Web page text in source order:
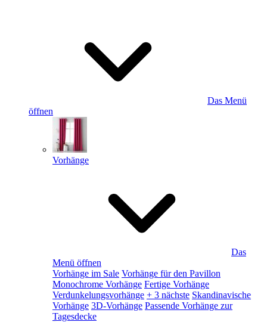
Das Menü
öffnen
Vorhänge
Das
Menü öffnen
Vorhänge im Sale Vorhänge für den Pavillon
Monochrome Vorhänge Fertige Vorhänge
Verdunkelungsvorhänge + 3 nächste Skandinavische
Vorhänge 3D-Vorhänge Passende Vorhänge zur
Tagesdecke